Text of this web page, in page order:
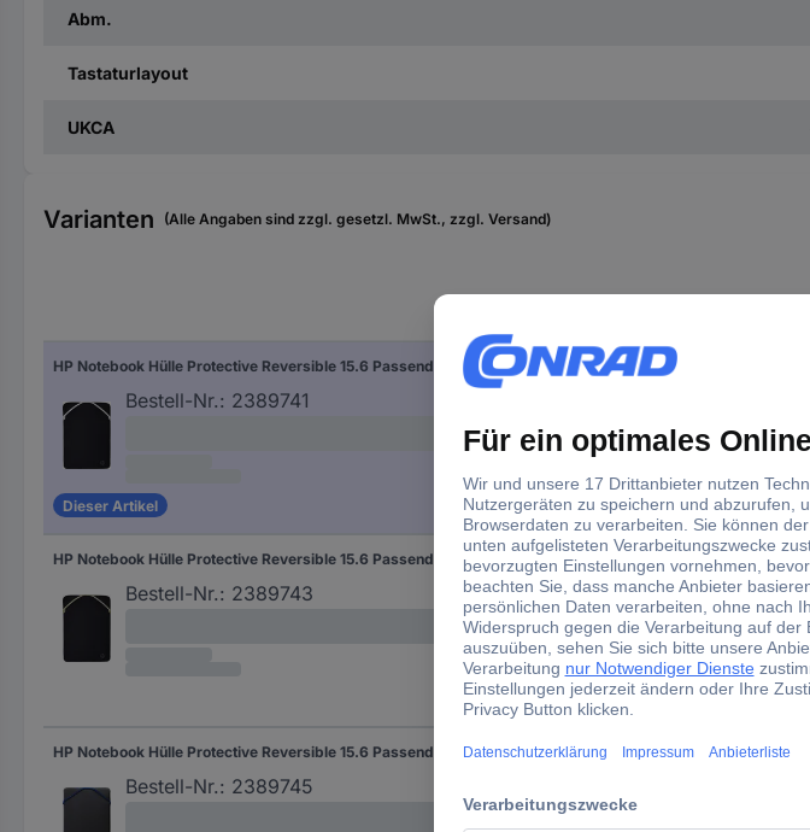
Abm.
Tastaturlayout
UKCA
Varianten (Alle Angaben sind zzgl. gesetzl. MwSt., zzgl. Versand)
HP Notebook Hülle Protective Reversible 15.6 Passend für maximal: 39,6 cm (15,6") Schwarz/Silber
Bestell-Nr.: 2389741
Dieser Artikel
Schwarz/Silber
HP Notebook Hülle Protective Reversible 15.6 Passend für maximal: 39,6 cm (15,6") Schwarz/Gold
Bestell-Nr.: 2389743
Schwarz/Gold
HP Notebook Hülle Protective Reversible 15.6 Passend für maximal: 39,6 cm (15,6") Schwarz/Blau
Bestell-Nr.: 2389745
Schwarz/Blau